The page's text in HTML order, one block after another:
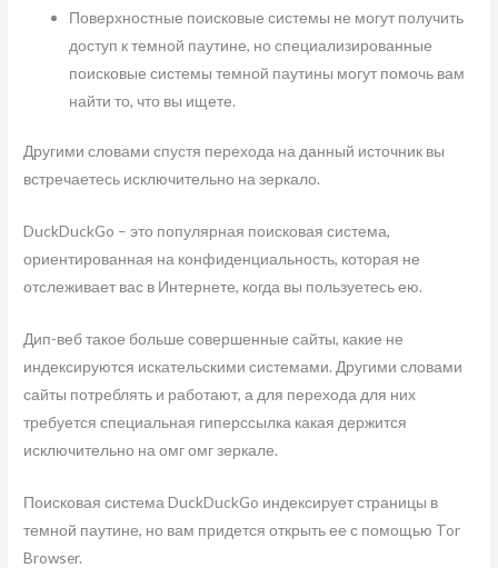
Поверхностные поисковые системы не могут получить
доступ к темной паутине, но специализированные
поисковые системы темной паутины могут помочь вам
найти то, что вы ищете.
Другими словами спустя перехода на данный источник вы
встречаетесь исключительно на зеркало.
DuckDuckGo – это популярная поисковая система,
ориентированная на конфиденциальность, которая не
отслеживает вас в Интернете, когда вы пользуетесь ею.
Дип-веб такое больше совершенные сайты, какие не
индексируются искательскими системами. Другими словами
сайты потреблять и работают, а для перехода для них
требуется специальная гиперссылка какая держится
исключительно на омг омг зеркале.
Поисковая система DuckDuckGo индексирует страницы в
темной паутине, но вам придется открыть ее с помощью Tor
Browser.